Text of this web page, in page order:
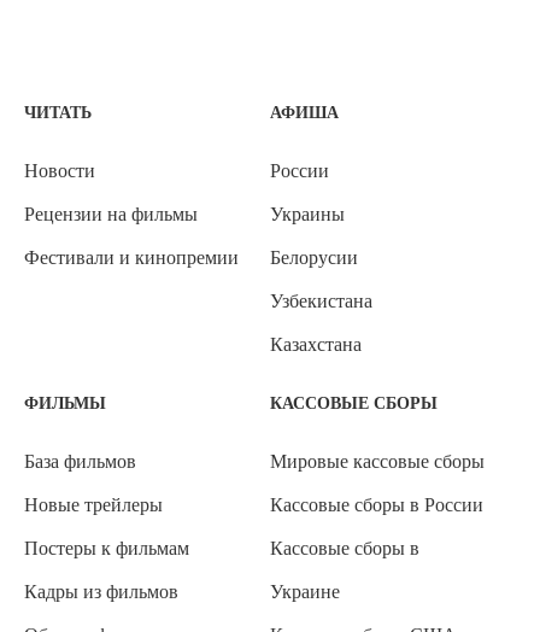
ЧИТАТЬ
Новости
Рецензии на фильмы
Фестивали и кинопремии
АФИША
России
Украины
Белорусии
Узбекистана
Казахстана
ФИЛЬМЫ
База фильмов
Новые трейлеры
Постеры к фильмам
Кадры из фильмов
КАССОВЫЕ СБОРЫ
Мировые кассовые сборы
Кассовые сборы в России
Кассовые сборы в
Украине